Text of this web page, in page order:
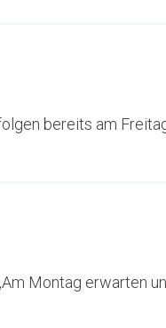
bereits am
Montag erwarten